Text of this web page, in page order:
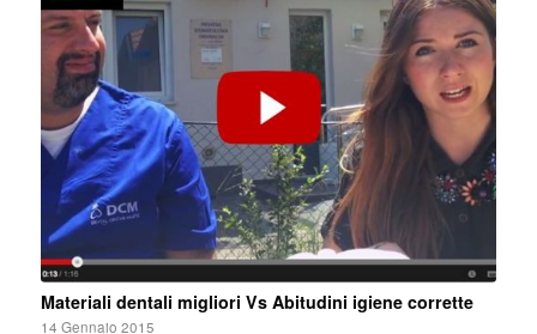
Materiali dentali migliori Vs Abitudini igiene corrette
14 Gennaio 2015